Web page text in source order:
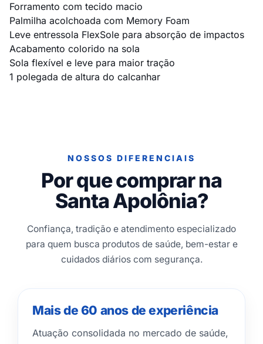
Forramento com tecido macio
Palmilha acolchoada com Memory Foam
Leve entressola FlexSole para absorção de impactos
Acabamento colorido na sola
Sola flexível e leve para maior tração
1 polegada de altura do calcanhar
NOSSOS DIFERENCIAIS
Por que comprar na
Santa Apolônia?
Confiança, tradição e atendimento especializado
para quem busca produtos de saúde, bem-estar e
cuidados diários com segurança.
Mais de 60 anos de experiência
Atuação consolidada no mercado de saúde,